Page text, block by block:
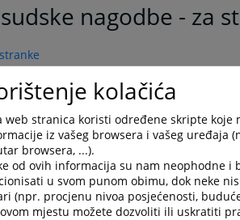
nagodbe - za
Српски језик
kolačića
web stranica koristi određene skripte
iz vašeg browsera i vašeg uređaja
browsera, ...).
od ovih informacija su nam neophodne i
u svom punom obimu, dok neke
(npr. procjenu nivoa posjećenosti,
mjestu možete dozvoliti ili uskratiti